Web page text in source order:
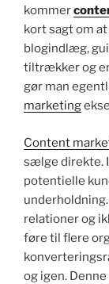
kommer
kort sagt om
blogindlæg,
tiltrækker og
gør man
marketing
Content
sælge direkte.
potentielle
relationer og
føre til flere
og igen.